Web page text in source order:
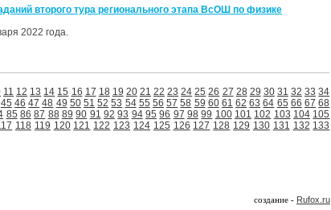
второго тура регионального этапа ВсОШ по физике
2022 года.
11 12 13 14 15 16 17 18 19 20 21 22 23 24 25 26 27 28 29 30 31 32 33 34
45 46 47 48 49 50 51 52 53 54 55 56 57 58 59 60 61 62 63 64 65 66 67 68
85 86 87 88 89 90 91 92 93 94 95 96 97 98 99 100 101 102 103 104 105
118 119 120 121 122 123 124 125 126 127 128 129 130 131 132 133
создание - Rufox.ru